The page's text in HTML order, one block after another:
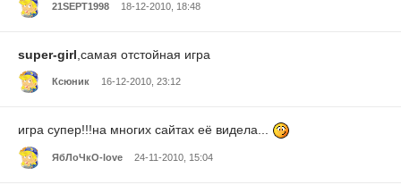
21SEPT1998 18-12-2010, 18:48
super-girl ,самая отстойная игра
Ксюник 16-12-2010, 23:12
игра супер!!!на многих сайтах её видела...
ЯбЛоЧкО-love 24-11-2010, 15:04